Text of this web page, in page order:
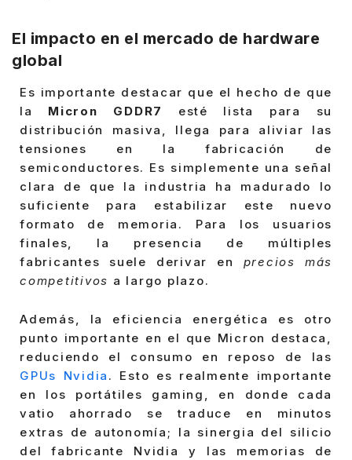
El impacto en el mercado de hardware
global
Es importante destacar que el hecho de que
la Micron GDDR7 esté lista para su
distribución masiva, llega para aliviar las
tensiones en la fabricación de
semiconductores. Es simplemente una señal
clara de que la industria ha madurado lo
suficiente para estabilizar este nuevo
formato de memoria. Para los usuarios
finales, la presencia de múltiples
fabricantes suele derivar en precios más
competitivos a largo plazo.
Además, la eficiencia energética es otro
punto importante en el que Micron destaca,
reduciendo el consumo en reposo de las
GPUs Nvidia . Esto es realmente importante
en los portátiles gaming, en donde cada
vatio ahorrado se traduce en minutos
extras de autonomía; la sinergia del silicio
del fabricante Nvidia y las memorias de